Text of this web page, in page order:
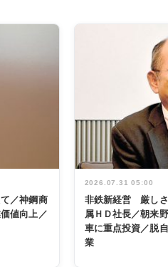
／神鋼商
値向上／
2026.07.31 05:00
非鉄新経営 厳し
属ＨＤ社長／朝来
車に重点投資／脱
業